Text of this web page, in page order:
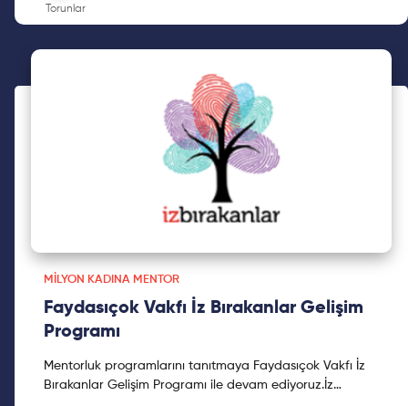
MILYON KADINA MENTOR
Faydasıçok Vakfı İz Bırakanlar Gelişim
Programı
Mentorluk programlarını tanıtmaya Faydasıçok Vakfı İz
Bırakanlar Gelişim Programı ile devam ediyoruz.İz